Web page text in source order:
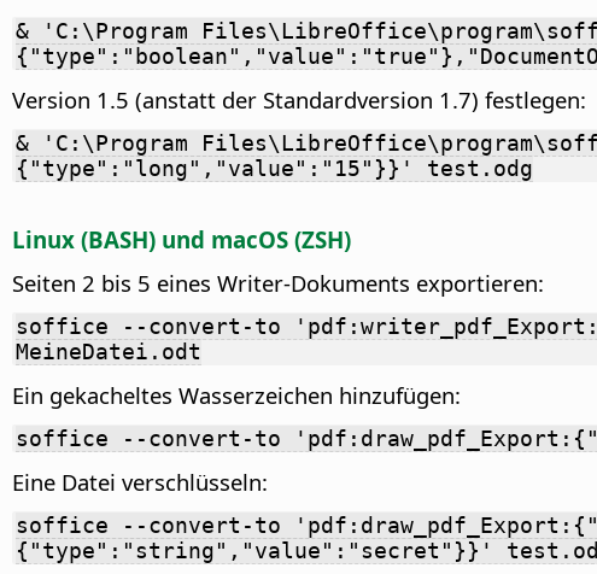
& 'C:\Program
Version 1.5 (anstatt der Standardversion 1.7) festlegen:
& 'C:\Program
{"type":"long","value":"15"}}' test.odg
Linux (BASH) und macOS (ZSH)
Seiten 2 bis 5 eines Writer-Dokuments exportieren:
soffice --convert-to
MeineDatei.odt
Ein gekacheltes Wasserzeichen hinzufügen:
soffice --convert-to
Eine Datei verschlüsseln:
soffice --convert-to
{"type":"string","value":"secret"}}'